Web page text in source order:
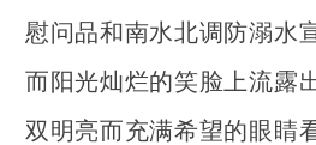
慰问品和南水北调防溺水
而阳光灿烂的笑脸上流露
双明亮而充满希望的眼睛